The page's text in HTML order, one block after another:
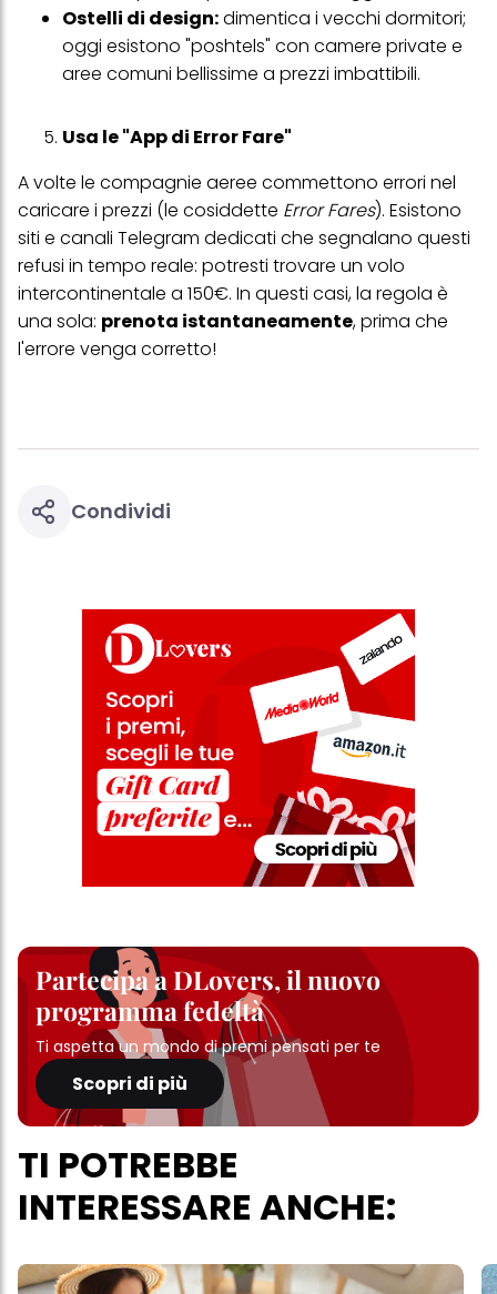
Ostelli di design:dimentica i vecchi dormitori;
oggi esistono "poshtels" con camere private e
aree comuni bellissime a prezzi imbattibili.
Usa le "App di Error Fare"
A volte le compagnie aeree commettono errori nel
caricare i prezzi (le cosiddette Error Fares). Esistono
siti e canali Telegram dedicati che segnalano questi
refusi in tempo reale: potresti trovare un volo
intercontinentale a 150€. In questi casi, la regola è
una sola: prenota istantaneamente, prima che
l'errore venga corretto!
Condividi
Partecipa a DLovers, il nuovo
programma fedeltà
Ti aspetta un mondo di premi pensati per te
Scopri di più
TI POTREBBE
INTERESSARE ANCHE:
Se fai clic su "Modifica" potrai trovare maggiori informazioni sul
trattamento dei tuoi dati / sull'uso dei cookie e consentirli per uno o
più degli scopi sopra menzionati. Cliccando su "Accetta tutto",
acconsenti all'uso dei cookie e al trattamento dei tuoi dati
questo sito web.